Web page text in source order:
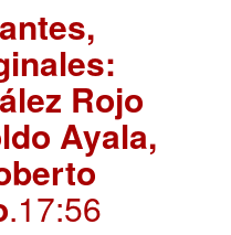
Rojo
Ayala,
.17:56